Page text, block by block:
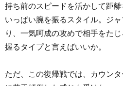
持ち前のスピードを活かして距
いっぱい腕を振るスタイル。ジ
り、一気呵成の攻めで相手をた
握るタイプと言えばいいか。
ただ、この復帰戦では、カウン